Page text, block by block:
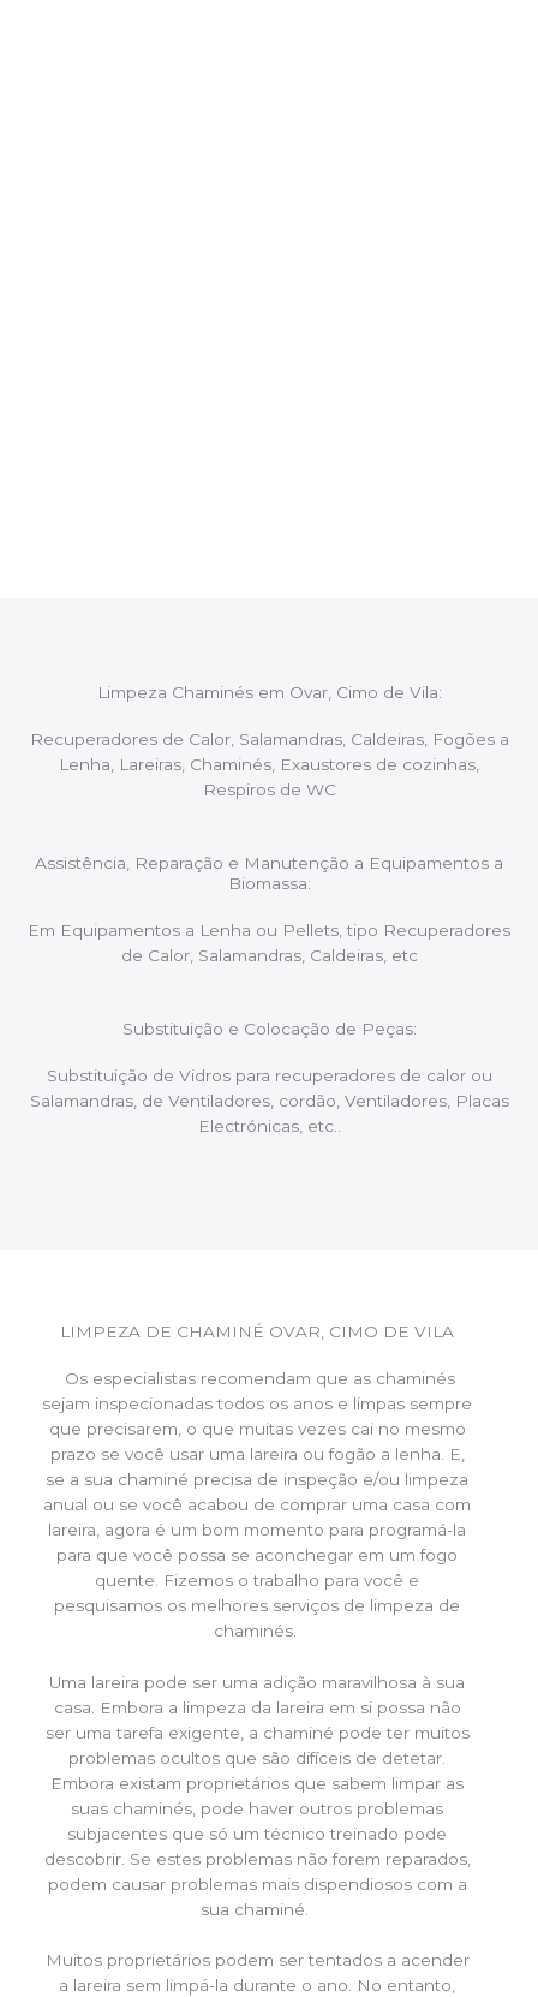
Limpeza Chaminés em Ovar, Cimo de Vila:
Recuperadores de Calor, Salamandras, Caldeiras, Fogões a
Lenha, Lareiras, Chaminés, Exaustores de cozinhas,
Respiros de WC
Assistência, Reparação e Manutenção a Equipamentos a
Biomassa:
Em Equipamentos a Lenha ou Pellets, tipo Recuperadores
de Calor, Salamandras, Caldeiras, etc
Substituição e Colocação de Peças:
Substituição de Vidros para recuperadores de calor ou
Salamandras, de Ventiladores, cordão, Ventiladores, Placas
Electrónicas, etc..
LIMPEZA DE CHAMINÉ OVAR, CIMO DE VILA
Os especialistas recomendam que as chaminés
sejam inspecionadas todos os anos e limpas sempre
que precisarem, o que muitas vezes cai no mesmo
prazo se você usar uma lareira ou fogão a lenha. E,
se a sua chaminé precisa de inspeção e/ou limpeza
anual ou se você acabou de comprar uma casa com
lareira, agora é um bom momento para programá-la
para que você possa se aconchegar em um fogo
quente. Fizemos o trabalho para você e
pesquisamos os melhores serviços de limpeza de
chaminés.
Uma lareira pode ser uma adição maravilhosa à sua
casa. Embora a limpeza da lareira em si possa não
ser uma tarefa exigente, a chaminé pode ter muitos
problemas ocultos que são difíceis de detetar.
Embora existam proprietários que sabem limpar as
suas chaminés, pode haver outros problemas
subjacentes que só um técnico treinado pode
descobrir. Se estes problemas não forem reparados,
podem causar problemas mais dispendiosos com a
sua chaminé.
Muitos proprietários podem ser tentados a acender
a lareira sem limpá-la durante o ano. No entanto,